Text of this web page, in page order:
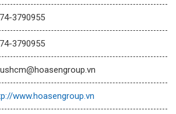
3790955
3790955
www.hoasengroup.vn